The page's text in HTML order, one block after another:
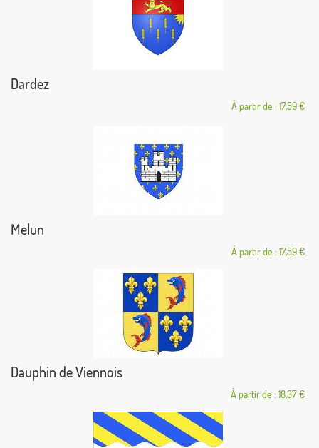
Dardez
À partir de : 17,59 €
Melun
À partir de : 17,59 €
Dauphin de Viennois
À partir de : 18,37 €